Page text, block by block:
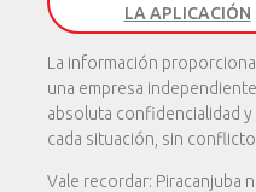
LA APLICACIÓN
La información
una empresa
absoluta confidencialidad
cada situación, sin
Vale recordar: Piracanjuba